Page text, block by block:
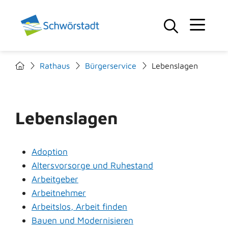
Rathaus Bürgerservice Lebenslagen
Lebenslagen
Adoption
Altersvorsorge und Ruhestand
Arbeitgeber
Arbeitnehmer
Arbeitslos, Arbeit finden
Bauen und Modernisieren